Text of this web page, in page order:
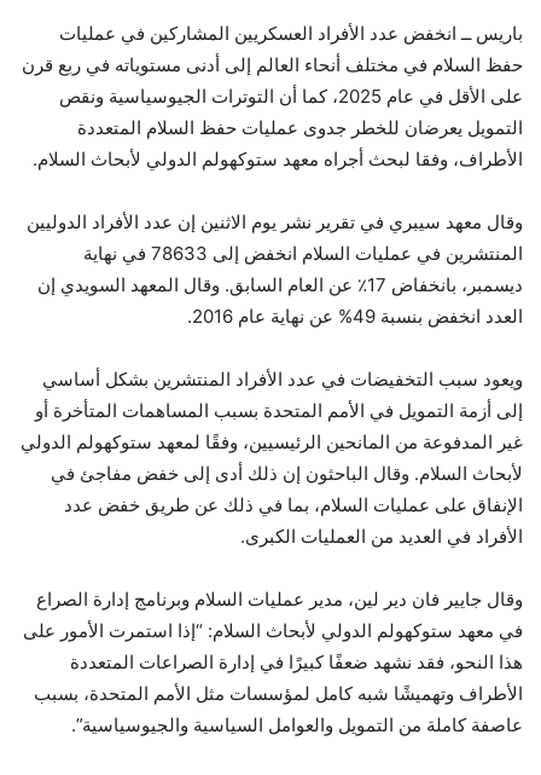
باريس ــ انخفض عدد الأفراد العسكريين المشاركين في عمليات
حفظ السلام في مختلف أنحاء العالم إلى أدنى مستوياته في ربع قرن
على الأقل في عام 2025، كما أن التوترات الجيوسياسية ونقص
التمويل يعرضان للخطر جدوى عمليات حفظ السلام المتعددة
الأطراف، وفقا لبحث أجراه معهد ستوكهولم الدولي لأبحاث السلام.
وقال معهد سيبري في تقرير نشر يوم الاثنين إن عدد الأفراد الدوليين
المنتشرين في عمليات السلام انخفض إلى 78633 في نهاية
ديسمبر، بانخفاض 17٪ عن العام السابق. وقال المعهد السويدي إن
العدد انخفض بنسبة 49% عن نهاية عام 2016.
ويعود سبب التخفيضات في عدد الأفراد المنتشرين بشكل أساسي
إلى أزمة التمويل في الأمم المتحدة بسبب المساهمات المتأخرة أو
غير المدفوعة من المانحين الرئيسيين، وفقًا لمعهد ستوكهولم الدولي
لأبحاث السلام. وقال الباحثون إن ذلك أدى إلى خفض مفاجئ في
الإنفاق على عمليات السلام، بما في ذلك عن طريق خفض عدد
الأفراد في العديد من العمليات الكبرى.
وقال جايير فان دير لين، مدير عمليات السلام وبرنامج إدارة الصراع
في معهد ستوكهولم الدولي لأبحاث السلام: “إذا استمرت الأمور على
هذا النحو، فقد نشهد ضعفًا كبيرًا في إدارة الصراعات المتعددة
الأطراف وتهميشًا شبه كامل لمؤسسات مثل الأمم المتحدة، بسبب
عاصفة كاملة من التمويل والعوامل السياسية والجيوسياسية”.